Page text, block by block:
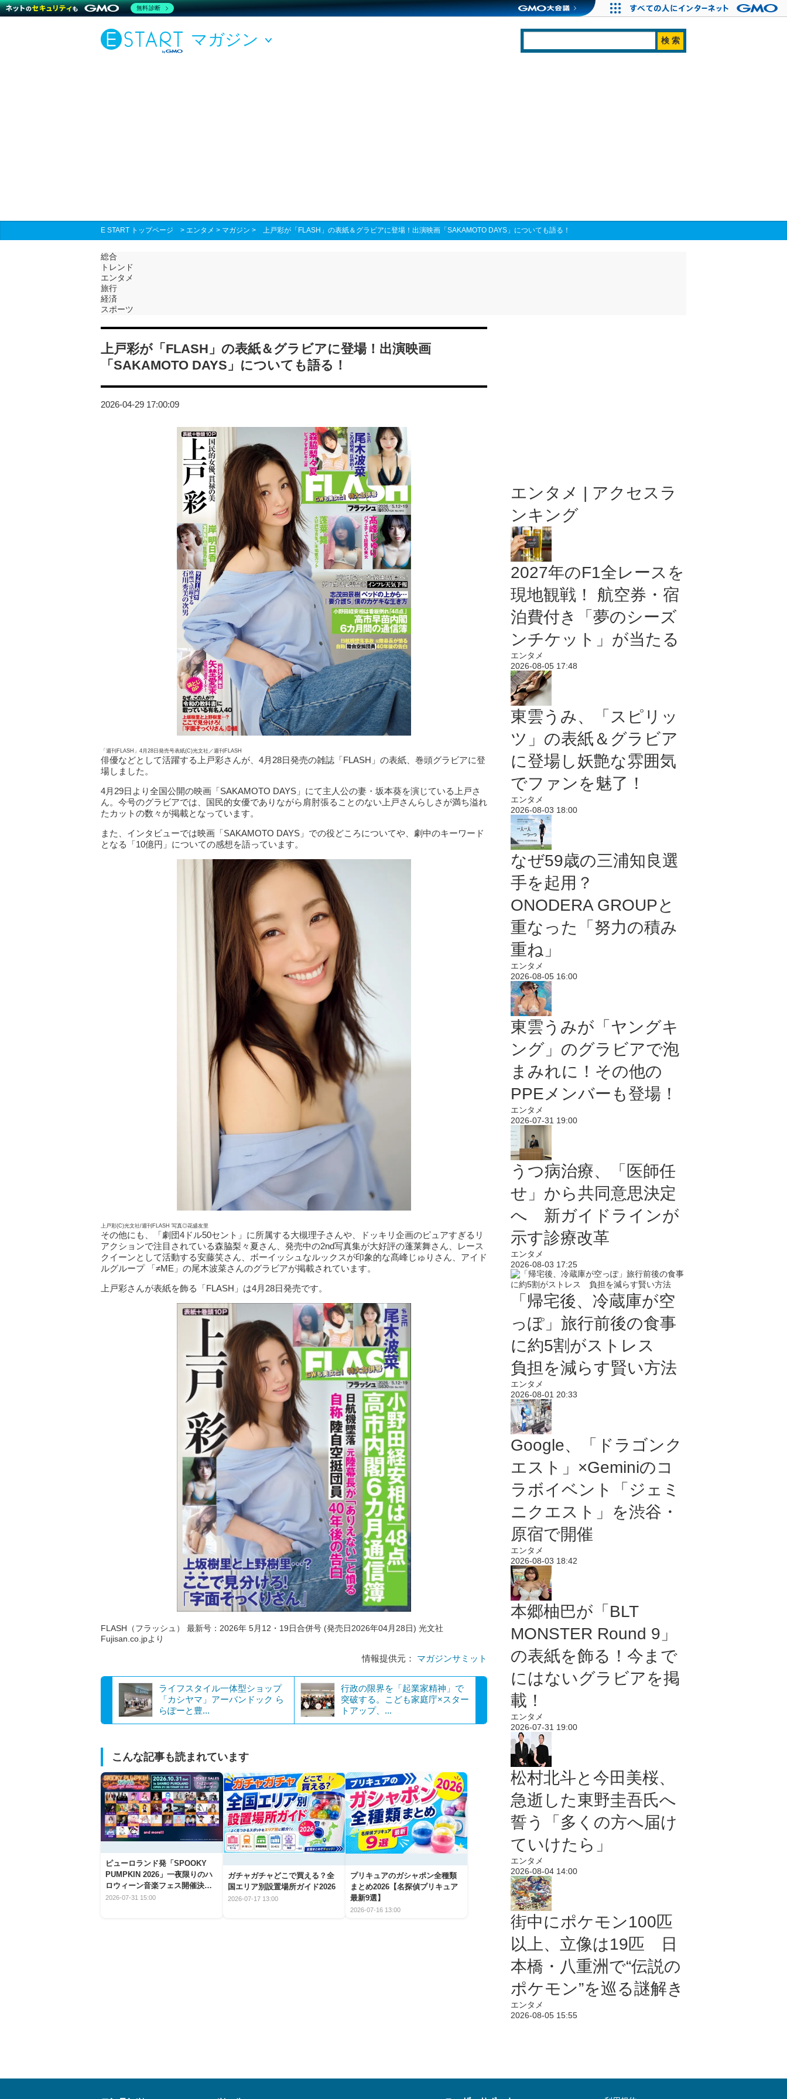
マガジン
E START トップページ > エンタメ > マガジン > 上戸彩が「FLASH」の表紙＆グラビアに登場！出演映画「SAKAMOTO DAYS」についても語る！
総合
トレンド
エンタメ
旅行
経済
スポーツ
上戸彩が「FLASH」の表紙＆グラビアに登場！出演映画
「SAKAMOTO DAYS」についても語る！
2026-04-29 17:00:09
「週刊FLASH」4月28日発売号表紙(C)光文社／週刊FLASH
俳優などとして活躍する上戸彩さんが、4月28日発売の雑誌「FLASH」の表紙、巻頭グラビアに登
場しました。
4月29日より全国公開の映画「SAKAMOTO DAYS」にて主人公の妻・坂本葵を演じている上戸さ
ん。今号のグラビアでは、国民的女優でありながら肩肘張ることのない上戸さんらしさが満ち溢れ
たカットの数々が掲載となっています。
また、インタビューでは映画「SAKAMOTO DAYS」での役どころについてや、劇中のキーワード
となる「10億円」についての感想を語っています。
上戸彩(C)光文社/週刊FLASH 写真◎花盛友里
その他にも、「劇団4ドル50セント」に所属する大槻理子さんや、ドッキリ企画のピュアすぎるリ
アクションで注目されている森脇梨々夏さん、発売中の2nd写真集が大好評の蓬莱舞さん、レース
クイーンとして活動する安藤笑さん、ボーイッシュなルックスが印象的な髙峰じゅりさん、アイド
ルグループ 「≠ME」の尾木波菜さんのグラビアが掲載されています。
上戸彩さんが表紙を飾る「FLASH」は4月28日発売です。
FLASH（フラッシュ） 最新号：2026年 5月12・19日合併号 (発売日2026年04月28日) 光文社
Fujisan.co.jpより
情報提供元： マガジンサミット
ライフスタイル一体型ショップ
「カシヤマ」アーバンドック ら
らぽーと豊...
行政の限界を「起業家精神」で
突破する。こども家庭庁×スター
トアップ、...
こんな記事も読まれています
ピューロランド発「SPOOKY
PUMPKIN 2026」一夜限りのハ
ロウィーン音楽フェス開催決
定！
2026-07-31 15:00
ガチャガチャどこで買える？全
国エリア別設置場所ガイド2026
2026-07-17 13:00
プリキュアのガシャポン全種類
まとめ2026【名探偵プリキュア
最新9選】
2026-07-16 13:00
エンタメ | アクセスラ
ンキング
2027年のF1全レースを
現地観戦！ 航空券・宿
泊費付き「夢のシーズ
ンチケット」が当たる
エンタメ
2026-08-05 17:48
東雲うみ、「スピリッ
ツ」の表紙＆グラビア
に登場し妖艶な雰囲気
でファンを魅了！
エンタメ
2026-08-03 18:00
なぜ59歳の三浦知良選
手を起用？
ONODERA GROUPと
重なった「努力の積み
重ね」
エンタメ
2026-08-05 16:00
東雲うみが「ヤングキ
ング」のグラビアで泡
まみれに！その他の
PPEメンバーも登場！
エンタメ
2026-07-31 19:00
うつ病治療、「医師任
せ」から共同意思決定
へ 新ガイドラインが
示す診療改革
エンタメ
2026-08-03 17:25
「帰宅後、冷蔵庫が空
っぽ」旅行前後の食事
に約5割がストレス
負担を減らす賢い方法
エンタメ
2026-08-01 20:33
Google、「ドラゴンク
エスト」×Geminiのコ
ラボイベント「ジェミ
ニクエスト」を渋谷・
原宿で開催
エンタメ
2026-08-03 18:42
本郷柚巴が「BLT
MONSTER Round 9」
の表紙を飾る！今まで
にはないグラビアを掲
載！
エンタメ
2026-07-31 19:00
松村北斗と今田美桜、
急逝した東野圭吾氏へ
誓う「多くの方へ届け
ていけたら」
エンタメ
2026-08-04 14:00
街中にポケモン100匹
以上、立像は19匹 日
本橋・八重洲で“伝説の
ポケモン”を巡る謎解き
エンタメ
2026-08-05 15:55
無料診断